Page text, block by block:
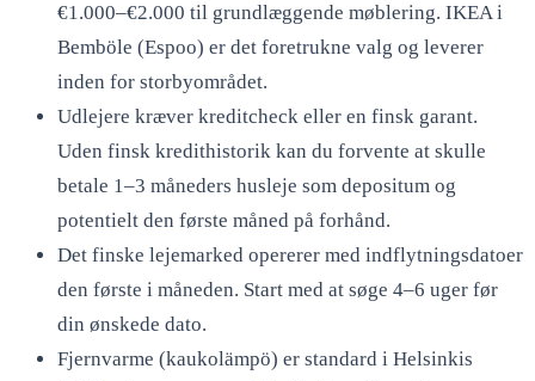
€1.000–€2.000 til grundlæggende møblering. IKEA i
Bemböle (Espoo) er det foretrukne valg og leverer
inden for storbyområdet.
Udlejere kræver kreditcheck eller en finsk garant.
Uden finsk kredithistorik kan du forvente at skulle
betale 1–3 måneders husleje som depositum og
potentielt den første måned på forhånd.
Det finske lejemarked opererer med indflytningsdatoer
den første i måneden. Start med at søge 4–6 uger før
din ønskede dato.
Fjernvarme (kaukolämpö) er standard i Helsinkis